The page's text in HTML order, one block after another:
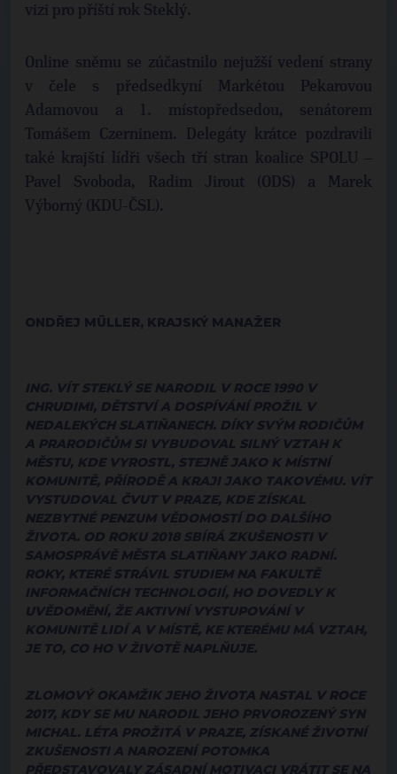
vizi pro příští rok Steklý.
Online sněmu se zúčastnilo nejužší vedení strany
v čele s předsedkyní Markétou Pekarovou
Adamovou a 1. místopředsedou, senátorem
Tomášem Czerninem. Delegáty krátce pozdravili
také krajští lídři všech tří stran koalice SPOLU –
Pavel Svoboda, Radim Jirout (ODS) a Marek
Výborný (KDU-ČSL).
ONDŘEJ MÜLLER, KRAJSKÝ MANAŽER
ING. VÍT STEKLÝSE NARODIL V ROCE 1990 V
CHRUDIMI, DĚTSTVÍ A DOSPÍVÁNÍ PROŽIL V
NEDALEKÝCH SLATIŇANECH. DÍKY SVÝM RODIČŮM
A PRARODIČŮM SI VYBUDOVAL SILNÝ VZTAH K
MĚSTU, KDE VYROSTL, STEJNĚ JAKO K MÍSTNÍ
KOMUNITĚ, PŘÍRODĚ A KRAJI JAKO TAKOVÉMU. VÍT
VYSTUDOVAL ČVUT V PRAZE, KDE ZÍSKAL
NEZBYTNÉ PENZUM VĚDOMOSTÍ DO DALŠÍHO
ŽIVOTA. OD ROKU 2018 SBÍRÁ ZKUŠENOSTI V
SAMOSPRÁVĚ MĚSTA SLATIŇANY JAKO RADNÍ.
ROKY, KTERÉ STRÁVIL STUDIEM NA FAKULTĚ
INFORMAČNÍCH TECHNOLOGIÍ, HO DOVEDLY K
UVĚDOMĚNÍ, ŽE AKTIVNÍ VYSTUPOVÁNÍ V
KOMUNITĚ LIDÍ A V MÍSTĚ, KE KTERÉMU MÁ VZTAH,
JE TO, CO HO V ŽIVOTĚ NAPLŇUJE.
ZLOMOVÝ OKAMŽIK JEHO ŽIVOTA NASTAL V ROCE
2017, KDY SE MU NARODIL JEHO PRVOROZENÝ SYN
MICHAL. LÉTA PROŽITÁ V PRAZE, ZÍSKANÉ ŽIVOTNÍ
ZKUŠENOSTI A NAROZENÍ POTOMKA
PŘEDSTAVOVALY ZÁSADNÍ MOTIVACI VRÁTIT SE NA